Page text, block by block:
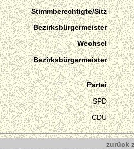
Stimmberechtigte/Sitz
Bezirksbürgermeister
Wechsel
Bezirksbürgermeister
Partei
SPD
CDU
zurück